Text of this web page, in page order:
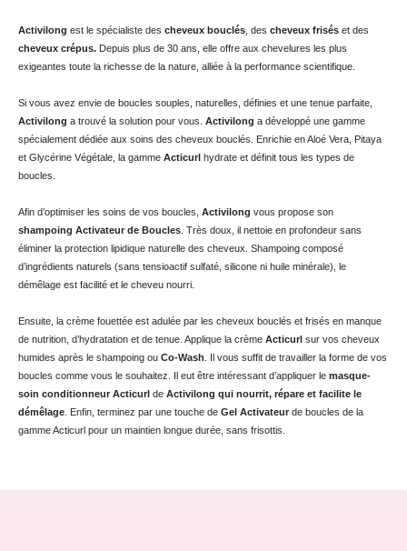
Activilong est le spécialiste des cheveux bouclés , des cheveux frisés et des
cheveux crépus. Depuis plus de 30 ans, elle offre aux chevelures les plus
exigeantes toute la richesse de la nature, alliée à la performance scientifique.
Si vous avez envie de boucles souples, naturelles, définies et une tenue parfaite,
Activilong a trouvé la solution pour vous. Activilong a développé une gamme
spécialement dédiée aux soins des cheveux bouclés. Enrichie en Aloé Vera, Pitaya
et Glycérine Végétale, la gamme Acticurl hydrate et définit tous les types de
boucles.
Afin d’optimiser les soins de vos boucles, Activilong vous propose son
shampoing Activateur de Boucles . Très doux, il nettoie en profondeur sans
éliminer la protection lipidique naturelle des cheveux. Shampoing composé
d’ingrédients naturels (sans tensioactif sulfaté, silicone ni huile minérale), le
démêlage est facilité et le cheveu nourri.
Ensuite, la crème fouettée est adulée par les cheveux bouclés et frisés en manque
de nutrition, d’hydratation et de tenue. Applique la crème Acticurl sur vos cheveux
humides après le shampoing ou Co-Wash . Il vous suffit de travailler la forme de vos
boucles comme vous le souhaitez. Il eut être intéressant d’appliquer le masque-
soin conditionneur Acticurl de Activilong qui nourrit, répare et facilite le
démêlage . Enfin, terminez par une touche de Gel Activateur de boucles de la
gamme Acticurl pour un maintien longue durée, sans frisottis.